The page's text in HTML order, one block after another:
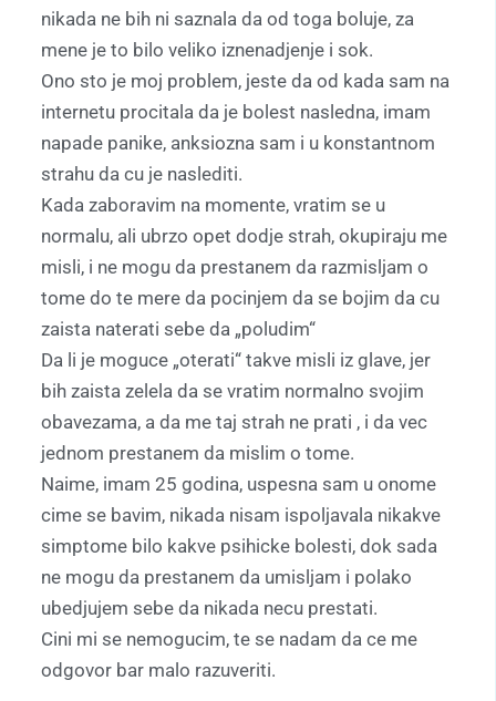
nikada ne bih ni saznala da od toga boluje, za
mene je to bilo veliko iznenadjenje i sok.
Ono sto je moj problem, jeste da od kada sam na
internetu procitala da je bolest nasledna, imam
napade panike, anksiozna sam i u konstantnom
strahu da cu je naslediti.
Kada zaboravim na momente, vratim se u
normalu, ali ubrzo opet dodje strah, okupiraju me
misli, i ne mogu da prestanem da razmisljam o
tome do te mere da pocinjem da se bojim da cu
zaista naterati sebe da „poludim“
Da li je moguce „oterati“ takve misli iz glave, jer
bih zaista zelela da se vratim normalno svojim
obavezama, a da me taj strah ne prati , i da vec
jednom prestanem da mislim o tome.
Naime, imam 25 godina, uspesna sam u onome
cime se bavim, nikada nisam ispoljavala nikakve
simptome bilo kakve psihicke bolesti, dok sada
ne mogu da prestanem da umisljam i polako
ubedjujem sebe da nikada necu prestati.
Cini mi se nemogucim, te se nadam da ce me
odgovor bar malo razuveriti.